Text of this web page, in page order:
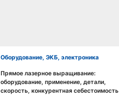
Оборудование, ЭКБ, электроника
Смотреть видео
Прямое лазерное выращивание:
оборудование, применение, детали,
скорость, конкурентная себестоимость